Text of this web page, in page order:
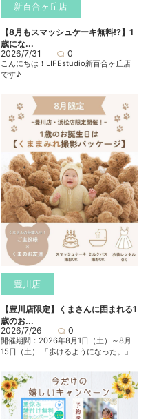
新百合ヶ丘店
【8月もスマッシュケーキ無料⁉】1
歳にな...
2026/7/31
0
こんにちは！LIFEstudio新百合ヶ丘店
です♪
豊川店
【豊川店限定】くまさんに囲まれる1
歳のお...
2026/7/26
0
開催期間：2026年8月1日（土）～8月
15日（土） 「歩けるようになった。」